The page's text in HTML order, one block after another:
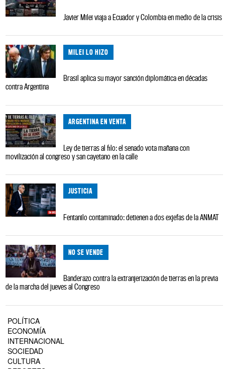
Javier Milei viaja a Ecuador y Colombia en medio de la crisis
MILEI LO HIZO
Brasil aplica su mayor sanción diplomática en décadas
contra Argentina
ARGENTINA EN VENTA
Ley de tierras al filo: el senado vota mañana con
movilización al congreso y san cayetano en la calle
JUSTICIA
Fentanilo contaminado: detienen a dos exjefas de la ANMAT
NO SE VENDE
Banderazo contra la extranjerización de tierras en la previa
de la marcha del jueves al Congreso
POLÍTICA
ECONOMÍA
INTERNACIONAL
SOCIEDAD
CULTURA